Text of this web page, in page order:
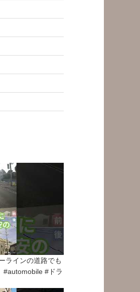
ラインの道路でも
#automobile #ドラ